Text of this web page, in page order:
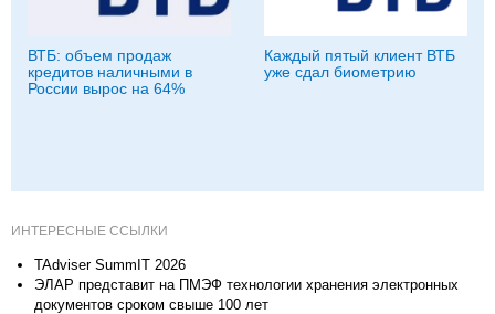
ВТБ: объем продаж
кредитов наличными в
России вырос на 64%
Каждый пятый клиент ВТБ
уже сдал биометрию
ИНТЕРЕСНЫЕ ССЫЛКИ
TAdviser SummIT 2026
ЭЛАР представит на ПМЭФ технологии хранения электронных
документов сроком свыше 100 лет